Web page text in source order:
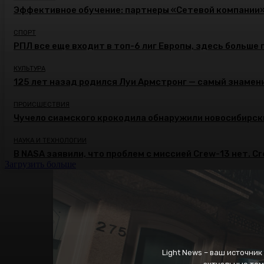
Эффективное обучение: партнеры «Сетевой
СПОРТ
РПЛ все еще входит в топ-6 лиг Европы, здесь больше
КУЛЬТУРА
125 лет назад родился Луи Армстронг — самый
ПРОИСШЕСТВИЯ
Чучело сиамского крокодила обнаружили
НАУКА И ТЕХНОЛОГИИ
Light News – ваш